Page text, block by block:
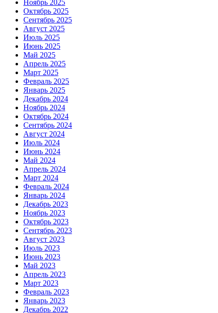
Ноябрь 2025
Октябрь 2025
Сентябрь 2025
Август 2025
Июль 2025
Июнь 2025
Май 2025
Апрель 2025
Март 2025
Февраль 2025
Январь 2025
Декабрь 2024
Ноябрь 2024
Октябрь 2024
Сентябрь 2024
Август 2024
Июль 2024
Июнь 2024
Май 2024
Апрель 2024
Март 2024
Февраль 2024
Январь 2024
Декабрь 2023
Ноябрь 2023
Октябрь 2023
Сентябрь 2023
Август 2023
Июль 2023
Июнь 2023
Май 2023
Апрель 2023
Март 2023
Февраль 2023
Январь 2023
Декабрь 2022